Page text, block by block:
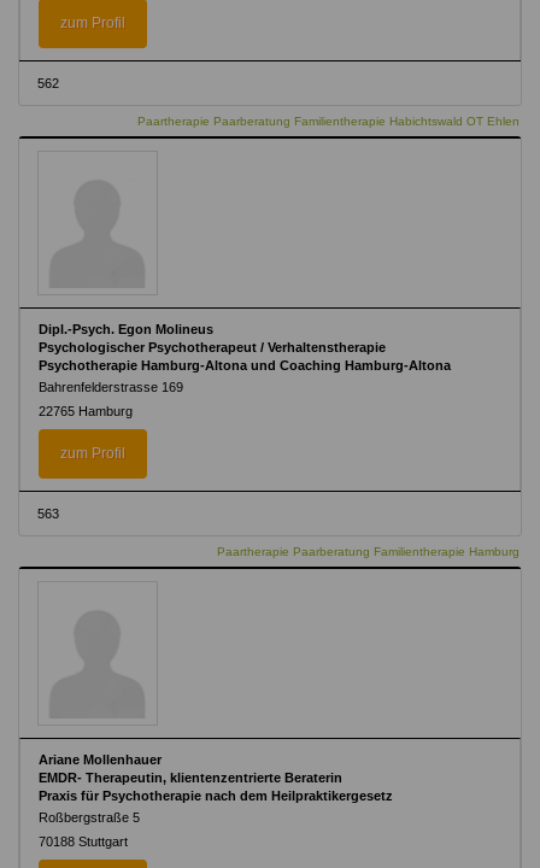
zum Profil
562
Paartherapie Paarberatung Familientherapie Habichtswald OT Ehlen
Dipl.-Psych. Egon Molineus
Psychologischer Psychotherapeut / Verhaltenstherapie
Psychotherapie Hamburg-Altona und Coaching Hamburg-Altona
Bahrenfelderstrasse 169
22765 Hamburg
zum Profil
563
Paartherapie Paarberatung Familientherapie Hamburg
Ariane Mollenhauer
EMDR- Therapeutin, klientenzentrierte Beraterin
Praxis für Psychotherapie nach dem Heilpraktikergesetz
Roßbergstraße 5
70188 Stuttgart